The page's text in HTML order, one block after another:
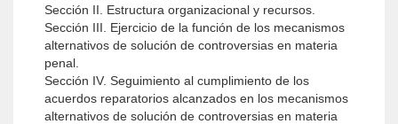
Sección II. Estructura organizacional y recursos.
Sección III. Ejercicio de la función de los mecanismos
alternativos de solución de controversias en materia
penal.
Sección IV. Seguimiento al cumplimiento de los
acuerdos reparatorios alcanzados en los mecanismos
alternativos de solución de controversias en materia